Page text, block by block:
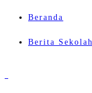
Beranda
Berita Sekolah